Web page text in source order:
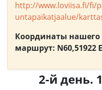
http://www.loviisa.fi/fi/
untapaikatjaalue/
Координаты нашего
маршрут: N60,51922
2-й день.